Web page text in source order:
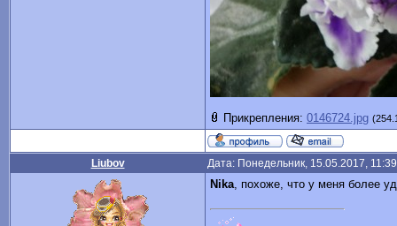
Прикрепления: 0146724.jpg
Liubov Дата: Понедельник, 15.05.2017,
Nika, похоже, что у меня более